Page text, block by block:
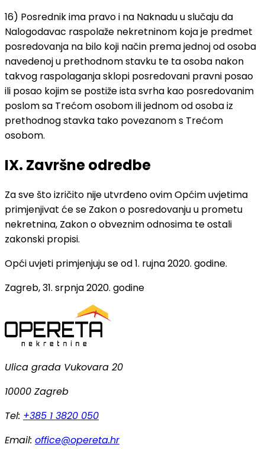
16) Posrednik ima pravo i na Naknadu u slučaju da
Nalogodavac raspolaže nekretninom koja je predmet
posredovanja na bilo koji način prema jednoj od osoba
navedenoj u prethodnom stavku te ta osoba nakon
takvog raspolaganja sklopi posredovani pravni posao
ili posao kojim se postiže ista svrha kao posredovanim
poslom sa Trećom osobom ili jednom od osoba iz
prethodnog stavka tako povezanom s Trećom
osobom.
IX. Završne odredbe
Za sve što izričito nije utvrđeno ovim Općim uvjetima
primjenjivat će se Zakon o posredovanju u prometu
nekretnina, Zakon o obveznim odnosima te ostali
zakonski propisi.
Opći uvjeti primjenjuju se od 1. rujna 2020. godine.
Zagreb, 31. srpnja 2020. godine
Ulica grada Vukovara 20
10000 Zagreb
Tel: +385 1 3820 050
Email: office@opereta.hr